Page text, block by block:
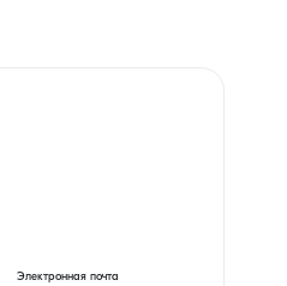
Электронная почта